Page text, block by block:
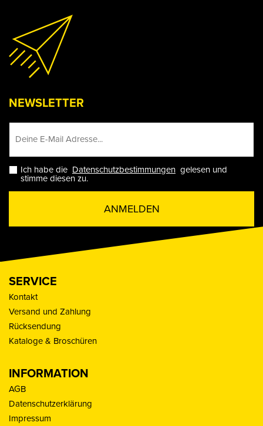
NEWSLETTER
Ich habe die Datenschutzbestimmungen gelesen und
stimme diesen zu.
ANMELDEN
SERVICE
Kontakt
Versand und Zahlung
Rücksendung
Kataloge & Broschüren
INFORMATION
AGB
Datenschutzerklärung
Impressum